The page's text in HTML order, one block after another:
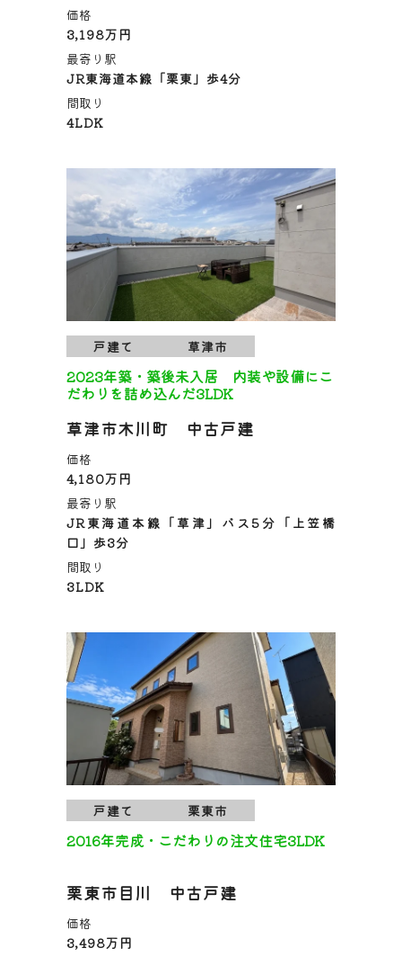
価格
3,198万円
最寄り駅
JR東海道本線「栗東」歩4分
間取り
4LDK
戸建て 草津市
2023年築・築後未入居 内装や設備にこ
だわりを詰め込んだ3LDK
草津市木川町 中古戸建
価格
4,180万円
最寄り駅
JR東海道本線「草津」バス5分「上笠橋
口」歩3分
間取り
3LDK
戸建て 栗東市
2016年完成・こだわりの注文住宅3LDK
栗東市目川 中古戸建
価格
3,498万円